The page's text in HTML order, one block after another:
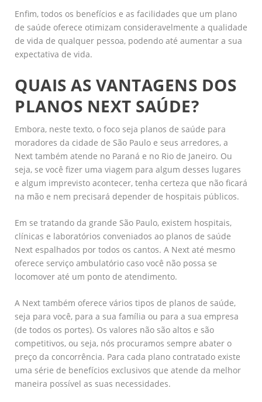
Enfim, todos os benefícios e as facilidades que um plano
de saúde oferece otimizam consideravelmente a qualidade
de vida de qualquer pessoa, podendo até aumentar a sua
expectativa de vida.
QUAIS AS VANTAGENS DOS
PLANOS NEXT SAÚDE?
Embora, neste texto, o foco seja planos de saúde para
moradores da cidade de São Paulo e seus arredores, a
Next também atende no Paraná e no Rio de Janeiro. Ou
seja, se você fizer uma viagem para algum desses lugares
e algum imprevisto acontecer, tenha certeza que não ficará
na mão e nem precisará depender de hospitais públicos.
Em se tratando da grande São Paulo, existem hospitais,
clínicas e laboratórios conveniados ao planos de saúde
Next espalhados por todos os cantos. A Next até mesmo
oferece serviço ambulatório caso você não possa se
locomover até um ponto de atendimento.
A Next também oferece vários tipos de planos de saúde,
seja para você, para a sua família ou para a sua empresa
(de todos os portes). Os valores não são altos e são
competitivos, ou seja, nós procuramos sempre abater o
preço da concorrência. Para cada plano contratado existe
uma série de benefícios exclusivos que atende da melhor
maneira possível as suas necessidades.